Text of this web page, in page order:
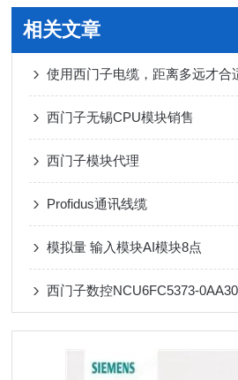
相关文章
使用西门子电缆，距离多远才合
西门子无锡CPU模块销售
西门子模块代理
Profidus通讯线缆
模拟量 输入模块AI模块8点
西门子数控NCU6FC5373-